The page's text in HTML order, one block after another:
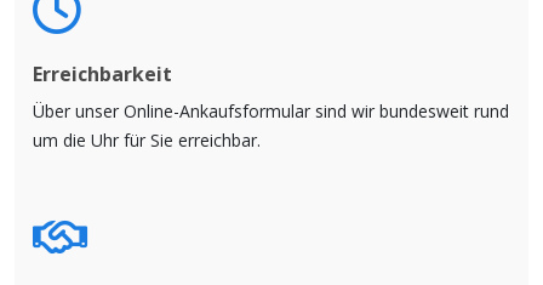
Erreichbarkeit
Über unser Online-Ankaufsformular sind wir bundesweit rund
um die Uhr für Sie erreichbar.